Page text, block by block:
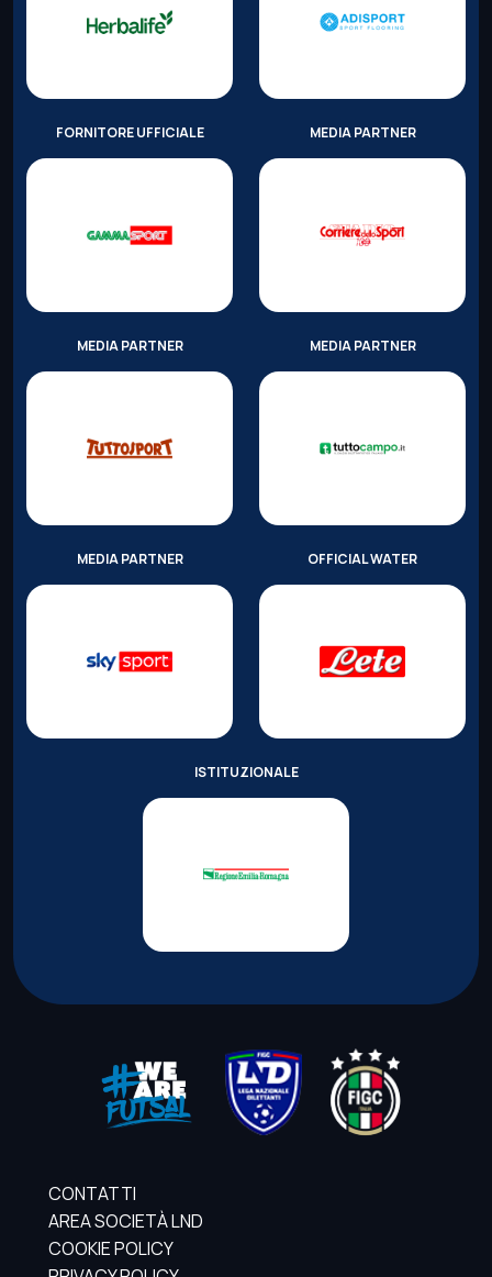
FORNITORE UFFICIALE MEDIA PARTNER
MEDIA PARTNER MEDIA PARTNER
MEDIA PARTNER OFFICIAL WATER
ISTITUZIONALE
CONTATTI
AREA SOCIETÀ LND
COOKIE POLICY